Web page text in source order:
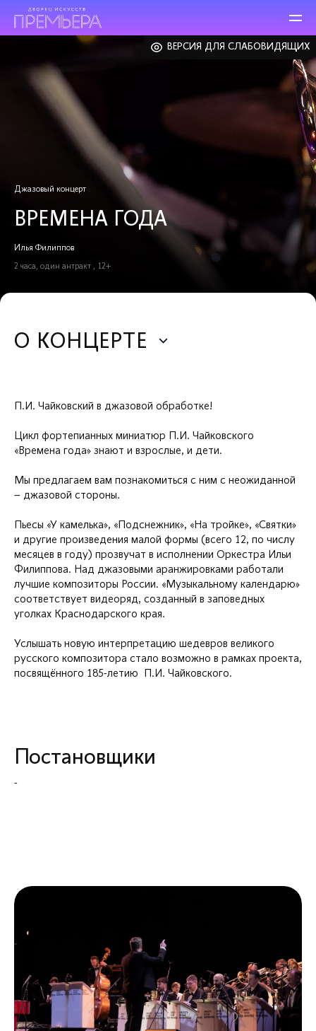
ВЕРСИЯ ДЛЯ СЛАБОВИДЯЩИХ
Джазовый концерт
ВРЕМЕНА ГОДА
Илья Филиппов
2 часа, один антракт , 12+
О КОНЦЕРТЕ
П.И. Чайковский в джазовой обработке!
Цикл фортепианных миниатюр П.И. Чайковского
«Времена года» знают и взрослые, и дети.
Мы предлагаем вам познакомиться с ним с неожиданной
– джазовой стороны.
Пьесы «У камелька», «Подснежник», «На тройке», «Святки»
и другие произведения малой формы (всего 12, по числу
месяцев в году) прозвучат в исполнении Оркестра Ильи
Филиппова. Над джазовыми аранжировками работали
лучшие композиторы России. «Музыкальному календарю»
соответствует видеоряд, созданный в заповедных
уголках Краснодарского края.
Услышать новую интерпретацию шедевров великого
русского композитора стало возможно в рамках проекта,
посвящённого 185-летию П.И. Чайковского.
Постановщики
-